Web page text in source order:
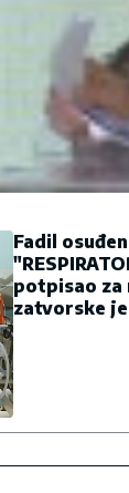
Fadil
potpisao
zatvorske